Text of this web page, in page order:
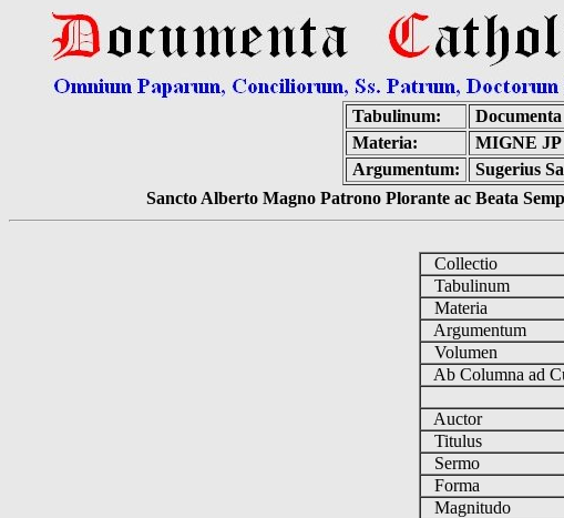
Tabulinum:
Materia:
MIGNE JP
Argumentum:
Sugerius
Sancto Alberto Magno Patrono Plorante ac Beata
Collectio
Tabulinum
Materia
Argumentum
Volumen
Ab Columna ad
Auctor
Titulus
Sermo
Forma
Magnitudo